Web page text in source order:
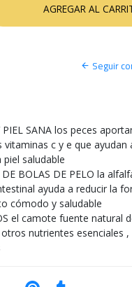
Seguir
PIEL SANA los peces
c y e que ayudan
piel saludable
BOLAS DE PELO la
ayuda a reducir la
cómodo y saludable
el camote fuente natural
nutrientes esenciales